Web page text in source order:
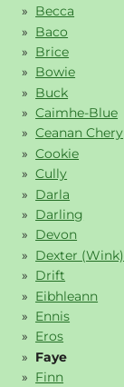
Becca
Baco
Brice
Bowie
Buck
Caimhe-Blue
Ceanan Chery
Cookie
Cully
Darla
Darling
Devon
Dexter (Wink)
Drift
Eibhleann
Ennis
Eros
Faye
Finn